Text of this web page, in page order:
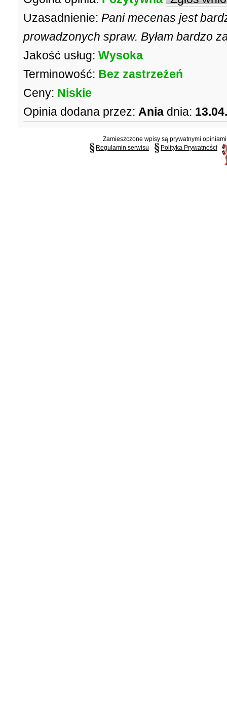
Uzasadnienie: Pani mecenas jest
prowadzonych spraw. Byłam bardzo
Jakość usług: Wysoka
Terminowość: Bez zastrzeżeń
Ceny: Niskie
Opinia dodana przez: Ania dnia:
Zamieszczone wpisy są prywatnymi
Regulamin serwisu
Polityka Prywatności